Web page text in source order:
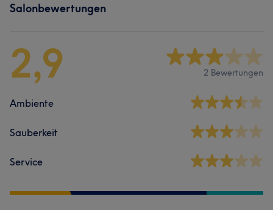
Salonbewertungen
2,9 2 Bewertungen
Ambiente
Sauberkeit
Service